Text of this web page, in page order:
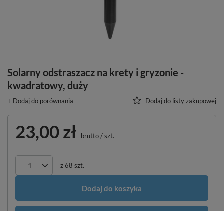
Solarny odstraszacz na krety i gryzonie -
kwadratowy, duży
+ Dodaj do porównania Dodaj do listy zakupowej
23,00 zł brutto/szt.
z68 szt.
Dodaj do koszyka